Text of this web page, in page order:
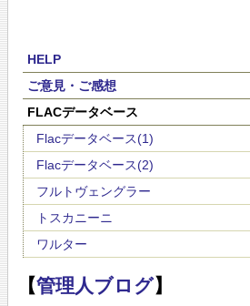
HELP
ご意見・ご感想
FLACデータベース
Flacデータベース(1)
Flacデータベース(2)
フルトヴェングラー
トスカニーニ
ワルター
【管理人ブログ】